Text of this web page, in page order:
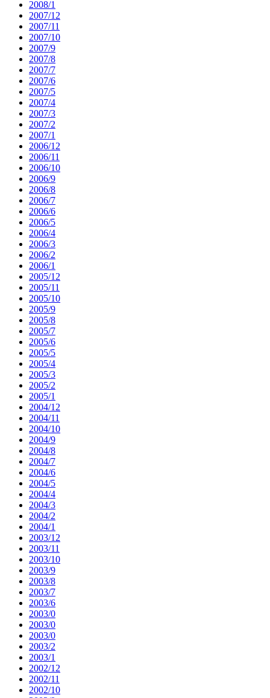
2008/1
2007/12
2007/11
2007/10
2007/9
2007/8
2007/7
2007/6
2007/5
2007/4
2007/3
2007/2
2007/1
2006/12
2006/11
2006/10
2006/9
2006/8
2006/7
2006/6
2006/5
2006/4
2006/3
2006/2
2006/1
2005/12
2005/11
2005/10
2005/9
2005/8
2005/7
2005/6
2005/5
2005/4
2005/3
2005/2
2005/1
2004/12
2004/11
2004/10
2004/9
2004/8
2004/7
2004/6
2004/5
2004/4
2004/3
2004/2
2004/1
2003/12
2003/11
2003/10
2003/9
2003/8
2003/7
2003/6
2003/0
2003/0
2003/0
2003/2
2003/1
2002/12
2002/11
2002/10